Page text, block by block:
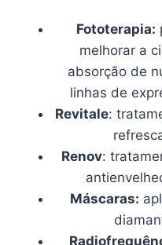
Fototerapia:
melhorar a
absorção de
linhas de
Revitale:
Renov:
Máscaras: